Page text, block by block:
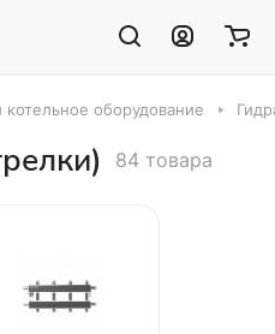
котельное оборудование
84 товара